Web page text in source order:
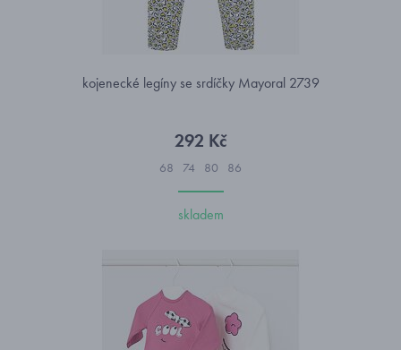
kojenecké legíny se srdíčky Mayoral 2739
292 Kč
68 74 80 86
skladem